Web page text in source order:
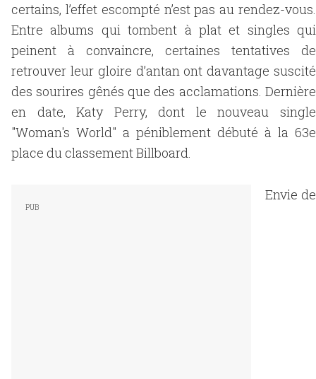
certains, l’effet escompté n’est pas au rendez-vous.
Entre albums qui tombent à plat et singles qui
peinent à convaincre, certaines tentatives de
retrouver leur gloire d’antan ont davantage suscité
des sourires gênés que des acclamations. Dernière
en date, Katy Perry, dont le nouveau single
"Woman's World" a péniblement débuté à la 63e
place du classement Billboard.
Envie de